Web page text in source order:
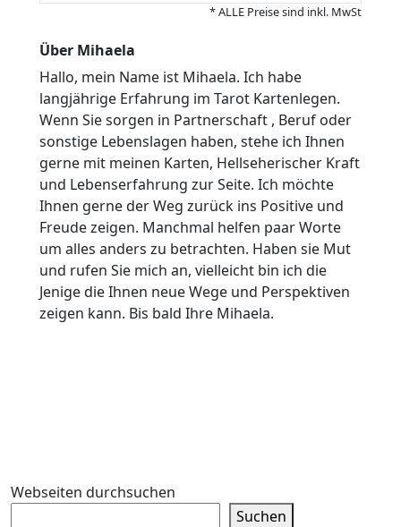
* ALLE Preise sind inkl. MwSt
Über Mihaela
Hallo, mein Name ist Mihaela. Ich habe
langjährige Erfahrung im Tarot Kartenlegen.
Wenn Sie sorgen in Partnerschaft , Beruf oder
sonstige Lebenslagen haben, stehe ich Ihnen
gerne mit meinen Karten, Hellseherischer Kraft
und Lebenserfahrung zur Seite. Ich möchte
Ihnen gerne der Weg zurück ins Positive und
Freude zeigen. Manchmal helfen paar Worte
um alles anders zu betrachten. Haben sie Mut
und rufen Sie mich an, vielleicht bin ich die
Jenige die Ihnen neue Wege und Perspektiven
zeigen kann. Bis bald Ihre Mihaela.
Webseiten durchsuchen
Suchen